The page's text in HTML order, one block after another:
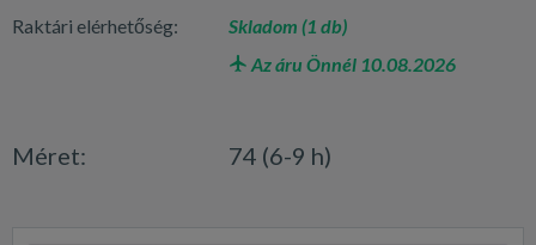
Raktári elérhetőség:
Skladom (1 db)
Az áru Önnél 10.08.2026
Méret: 74 (6-9 h)